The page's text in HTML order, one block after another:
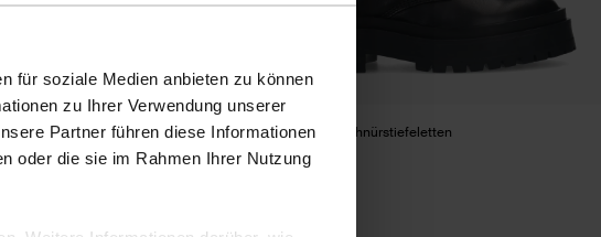
für soziale Medien anbieten zu können
zu Ihrer Verwendung unserer
Partner führen diese Informationen
oder die sie im Rahmen Ihrer Nutzung
mit hohem Schaft Schwarze Lederschnürstiefeletten